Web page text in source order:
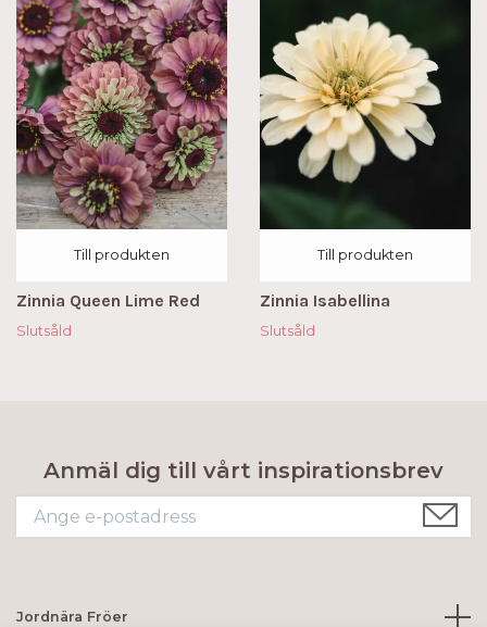
Till produkten
Zinnia Queen Lime Red
Slutsåld
Till produkten
Zinnia Isabellina
Slutsåld
Anmäl dig till vårt inspirationsbrev
Jordnära Fröer